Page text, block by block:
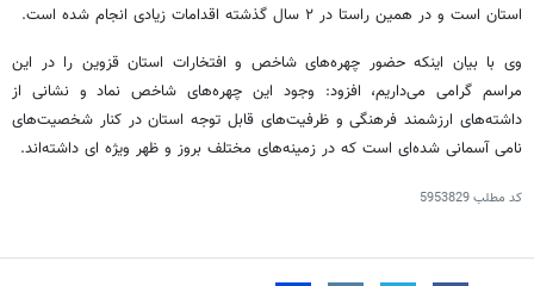
استان است و در همین راستا در ۲ سال گذشته اقدامات زیادی انجام شده است.
وی با بیان اینکه حضور چهره‌های شاخص و افتخارات استان قزوین را در این
مراسم گرامی می‌داریم، افزود: وجود این چهره‌های شاخص نماد و نشانی از
داشته‌های ارزشمند فرهنگی و ظرفیت‌های قابل توجه استان در کنار شخصیت‌های
نامی آسمانی شده‌ای است که در زمینه‌های مختلف بروز و ظهر ویژه ای داشته‌اند.
کد مطلب5953829